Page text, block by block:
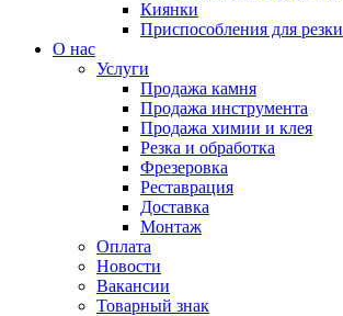
Киянки
Приспособления для резки
О нас
Услуги
Продажа камня
Продажа инструмента
Продажа химии и клея
Резка и обработка
Фрезеровка
Реставрация
Доставка
Монтаж
Оплата
Новости
Вакансии
Товарный знак